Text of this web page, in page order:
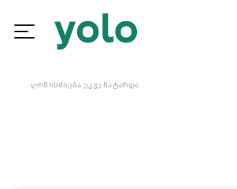
ᲦᲝᲜᲘᲡᲫᲘᲔᲑᲐ ᲣᲙᲕᲔ ᲩᲐᲢᲐᲠᲓᲐ